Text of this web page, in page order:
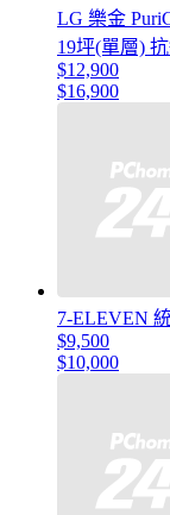
LG 樂金
19坪(單層)
$12,900
$16,900
7-ELEVEN
$9,500
$10,000